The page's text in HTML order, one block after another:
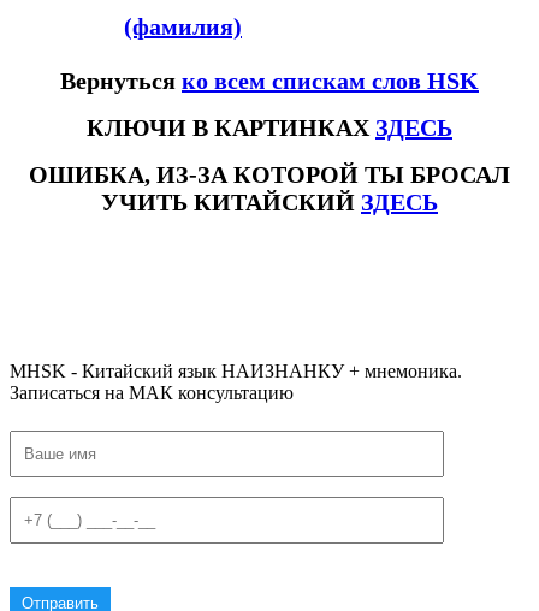
(фамилия)
Вернуться ко всем спискам слов HSK
КЛЮЧИ В КАРТИНКАХ ЗДЕСЬ
ОШИБКА, ИЗ-ЗА КОТОРОЙ ТЫ БРОСАЛ
УЧИТЬ КИТАЙСКИЙ ЗДЕСЬ
MHSK - Китайский язык НАИЗНАНКУ + мнемоника.
Записаться на МАК консультацию